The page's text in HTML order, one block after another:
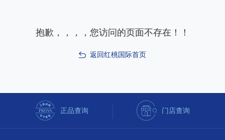
抱歉，，，，您访问的页面不存在！！
返回红桃国际首页
正品查询 门店查询